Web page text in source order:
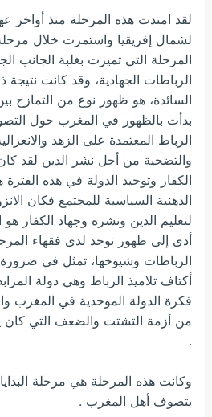
لقد امتدت هذه المرحلة منذ أواخر
لشمال إفريقيا واستمرت خلال
المرحلة التي تميزت بغلبة الجانب
الرباطات الجهادية، وقد كانت نتيجة
السائدة، هو ظهور نوع من التمازج
بدأت بالظهور في المغرب حول
الرباط المعتمدة على الزهد
والتضحية من أجل نشر الدين لقد
الكفار وتوحيد الدولة في هذه
الذهنية السياسية للمجتمع فكان
لتعليم الدين ونشره وجهاد الكفار
أدى إلى ظهور توحد لدى فقهاء
الرباطات وشيوخها، تمثل في
أكتاف تلاميذ الرباط وهي دولة
فكرة الدولة الموحدية في المغرب
من أزمة التشتت والضعف التي كان
.
وكانت هذه المرحلة هي مرحلة
بتصوف أهل المغرب .